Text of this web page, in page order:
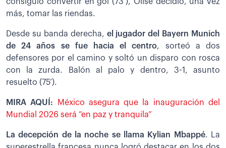
más, tomar las riendas.
Desde su banda derecha, el jugador del Bayern Munich
de 24 años se fue hacia el centro, sorteó a dos
defensores por el camino y soltó un disparo con rosca
con la zurda. Balón al palo y dentro, 3-1, asunto
resuelto (75’).
MIRA AQUÍ:
México asegura que la inauguración del
Mundial 2026 será “en paz y tranquila”
La decepción de la noche se llama Kylian Mbappé. La